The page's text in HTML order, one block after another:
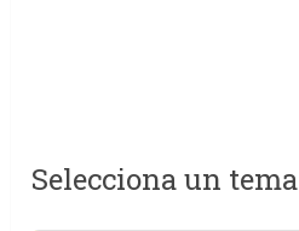
Selecciona un tema